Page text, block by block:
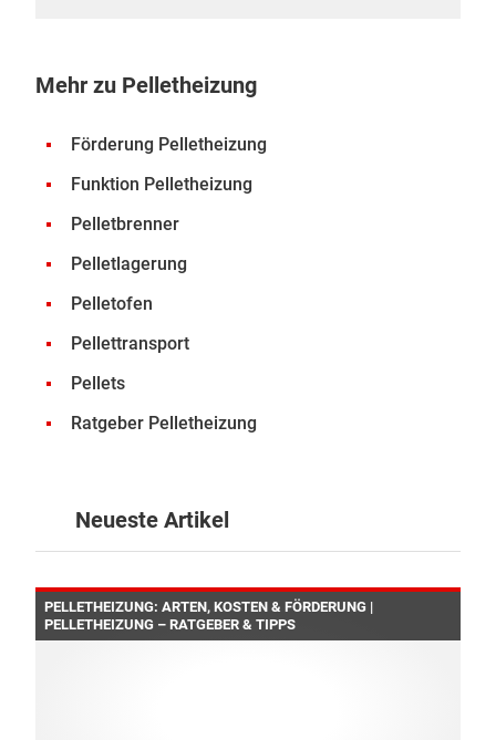
Mehr zu Pelletheizung
Förderung Pelletheizung
Funktion Pelletheizung
Pelletbrenner
Pelletlagerung
Pelletofen
Pellettransport
Pellets
Ratgeber Pelletheizung
Neueste Artikel
PELLETHEIZUNG: ARTEN, KOSTEN & FÖRDERUNG |
PELLETHEIZUNG – RATGEBER & TIPPS